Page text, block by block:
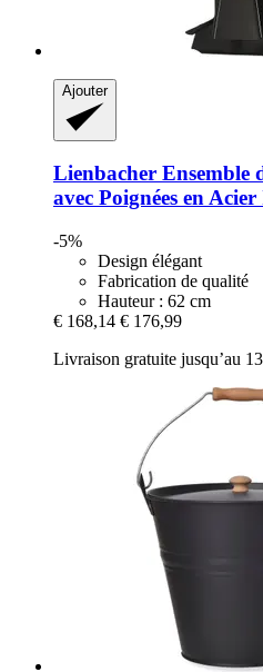
Ajouter
Lienbacher Ensemble
avec Poignées en
-5%
Design élégant
Fabrication de qualité
Hauteur : 62 cm
€ 168,14 € 176,99
Livraison gratuite jusqu’au